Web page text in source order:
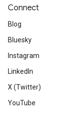
Connect
Blog
Bluesky
Instagram
LinkedIn
X (Twitter)
YouTube